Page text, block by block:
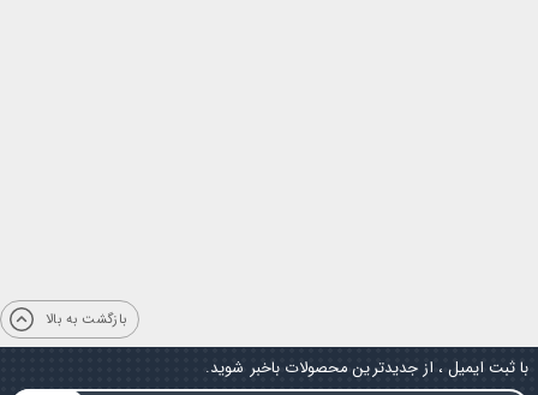
بازگشت به بالا
با ثبت ایمیل ، از جدیدترین محصولات باخبر شوید.